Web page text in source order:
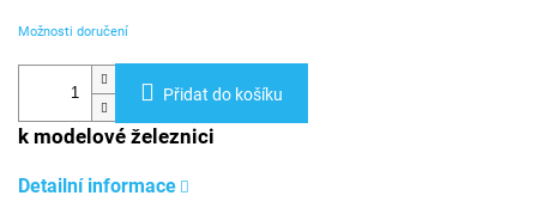
Možnosti doručení
Přidat do košíku
k modelové železnici
Detailní informace